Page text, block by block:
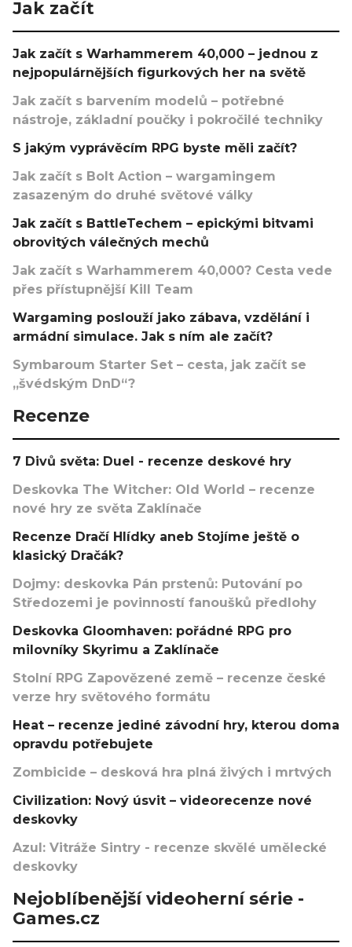
Jak začít
Jak začít s Warhammerem 40,000 – jednou z
nejpopulárnějších figurkových her na světě
Jak začít s barvením modelů – potřebné
nástroje, základní poučky i pokročilé techniky
S jakým vyprávěcím RPG byste měli začít?
Jak začít s Bolt Action – wargamingem
zasazeným do druhé světové války
Jak začít s BattleTechem – epickými bitvami
obrovitých válečných mechů
Jak začít s Warhammerem 40,000? Cesta vede
přes přístupnější Kill Team
Wargaming poslouží jako zábava, vzdělání i
armádní simulace. Jak s ním ale začít?
Symbaroum Starter Set – cesta, jak začít se
„švédským DnD“?
Recenze
7 Divů světa: Duel - recenze deskové hry
Deskovka The Witcher: Old World – recenze
nové hry ze světa Zaklínače
Recenze Dračí Hlídky aneb Stojíme ještě o
klasický Dračák?
Dojmy: deskovka Pán prstenů: Putování po
Středozemi je povinností fanoušků předlohy
Deskovka Gloomhaven: pořádné RPG pro
milovníky Skyrimu a Zaklínače
Stolní RPG Zapovězené země – recenze české
verze hry světového formátu
Heat – recenze jediné závodní hry, kterou doma
opravdu potřebujete
Zombicide – desková hra plná živých i mrtvých
Civilization: Nový úsvit – videorecenze nové
deskovky
Azul: Vitráže Sintry - recenze skvělé umělecké
deskovky
Nejoblíbenější videoherní série -
Games.cz